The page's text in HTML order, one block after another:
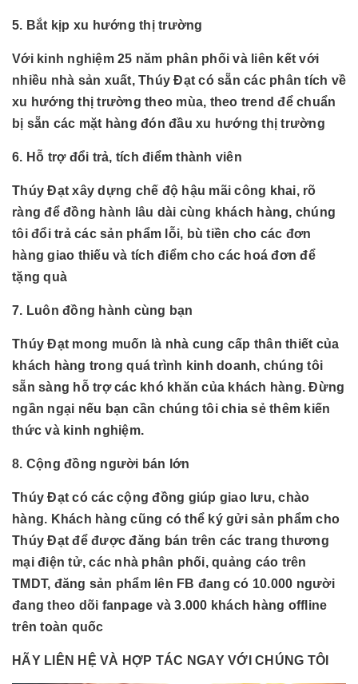
5. Bắt kịp xu hướng thị trường
Với kinh nghiệm 25 năm phân phối và liên kết với
nhiều nhà sản xuất, Thúy Đạt có sẵn các phân tích về
xu hướng thị trường theo mùa, theo trend để chuẩn
bị sẵn các mặt hàng đón đầu xu hướng thị trường
6. Hỗ trợ đổi trả, tích điểm thành viên
Thúy Đạt xây dựng chế độ hậu mãi công khai, rõ
ràng để đồng hành lâu dài cùng khách hàng, chúng
tôi đổi trả các sản phẩm lỗi, bù tiền cho các đơn
hàng giao thiếu và tích điểm cho các hoá đơn để
tặng quà
7. Luôn đồng hành cùng bạn
Thúy Đạt mong muốn là nhà cung cấp thân thiết của
khách hàng trong quá trình kinh doanh, chúng tôi
sẵn sàng hỗ trợ các khó khăn của khách hàng. Đừng
ngần ngại nếu bạn cần chúng tôi chia sẻ thêm kiến
thức và kinh nghiệm.
8. Cộng đồng người bán lớn
Thúy Đạt có các cộng đồng giúp giao lưu, chào
hàng. Khách hàng cũng có thể ký gửi sản phẩm cho
Thúy Đạt để được đăng bán trên các trang thương
mại điện tử, các nhà phân phối, quảng cáo trên
TMDT, đăng sản phẩm lên FB đang có 10.000 người
đang theo dõi fanpage và 3.000 khách hàng offline
trên toàn quốc
HÃY LIÊN HỆ VÀ HỢP TÁC NGAY VỚI CHÚNG TÔI